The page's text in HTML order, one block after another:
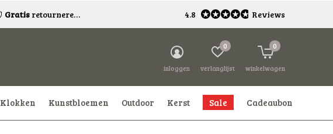
Klokken Kunstbloemen Outdoor Kerst Sale Cadeaubon
inloggen verlanglijst
0
winkelwagen
0
Gratis retourneren* 4.8 Reviews